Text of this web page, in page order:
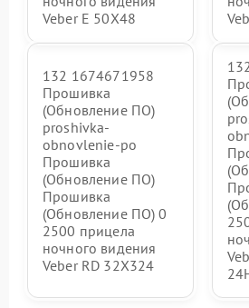
Veber E 50X48
132 1674671958
Прошивка
(Обновление ПО)
proshivka-
obnovlenie-po
Прошивка
(Обновление ПО)
Прошивка
(Обновление ПО) 0
2500 прицела
ночного видения
Veber RD 32X324